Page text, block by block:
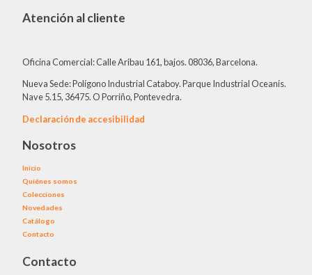
Atención al cliente
Oficina Comercial: Calle Aribau 161, bajos. 08036, Barcelona.
Nueva Sede: Polígono Industrial Cataboy. Parque Industrial Oceanis.
Nave 5.15, 36475. O Porriño, Pontevedra.
Declaración de accesibilidad
Nosotros
Inicio
Quiénes somos
Colecciones
Novedades
Catálogo
Contacto
Contacto